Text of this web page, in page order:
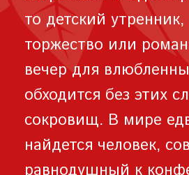
то детский утренник,
торжество или
вечер для
обходится без этих
сокровищ. В мире
найдется человек,